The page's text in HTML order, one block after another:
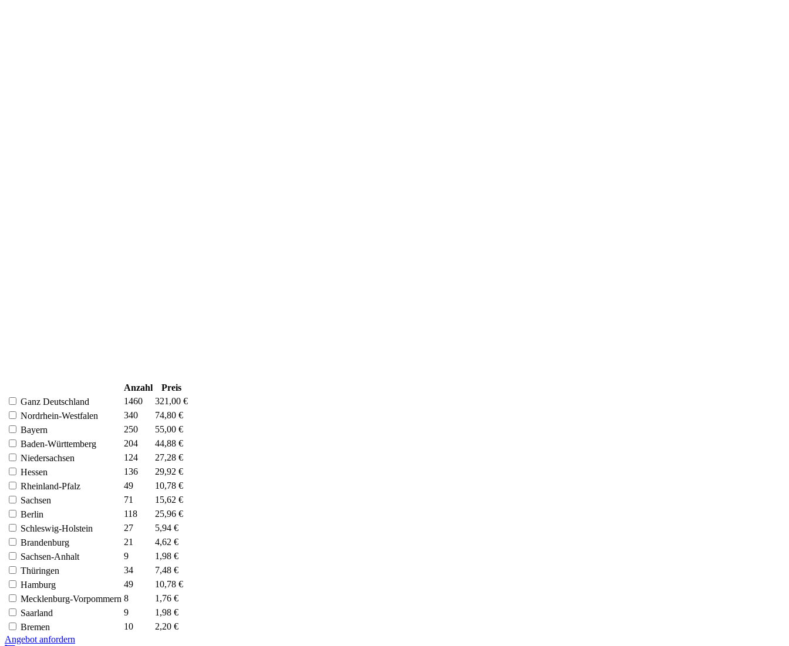
Anzahl
Preis
Ganz Deutschland
1460
321,00 €
Nordrhein-Westfalen
340
74,80 €
Bayern
250
55,00 €
Baden-Württemberg
204
44,88 €
Niedersachsen
124
27,28 €
Hessen
136
29,92 €
Rheinland-Pfalz
49
10,78 €
Sachsen
71
15,62 €
Berlin
118
25,96 €
Schleswig-Holstein
27
5,94 €
Brandenburg
21
4,62 €
Sachsen-Anhalt
9
1,98 €
Thüringen
34
7,48 €
Hamburg
49
10,78 €
Mecklenburg-Vorpommern 8
1,76 €
Saarland
9
1,98 €
Bremen
10
2,20 €
Angebot anfordern